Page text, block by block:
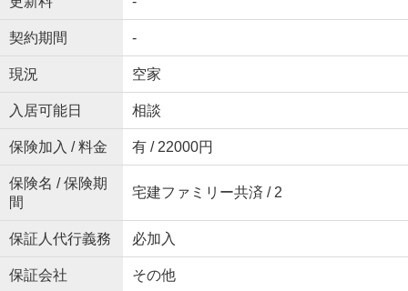
契約期間 -
現況 空家
入居可能日 相談
保険加入 / 料金 有 / 22000円
保険名 / 保険期
間
宅建ファミリー共済 / 2
保証人代行義務 必加入
保証会社 その他